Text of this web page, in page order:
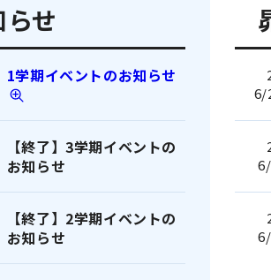
せ
1学期イベントのお知らせ
【終了】3学期イベントの
お知らせ
【終了】2学期イベントの
お知らせ
6/